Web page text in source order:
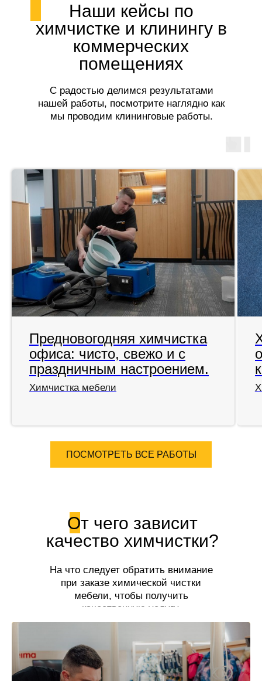
Наши кейсы по
химчистке и клинингу в
коммерческих
помещениях
С радостью делимся результатами
нашей работы, посмотрите наглядно как
мы проводим клининговые работы.
Предновогодняя химчистка
офиса: чисто, свежо и с
праздничным настроением.
Химчистка мебели
ПОСМОТРЕТЬ ВСЕ РАБОТЫ
От чего зависит
качество химчистки?
На что следует обратить внимание
при заказе химической чистки
мебели, чтобы получить
качественную услугу.